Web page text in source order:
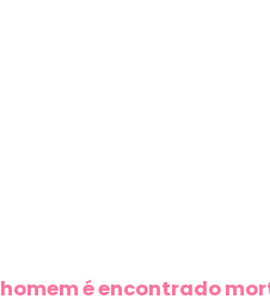
homem é encontrado